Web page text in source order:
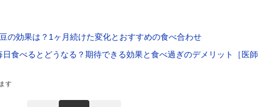
の効果は？1ヶ月続けた変化とおすすめの食べ合わせ
食べるとどうなる？期待できる効果と食べ過ぎのデメリット［医師
す